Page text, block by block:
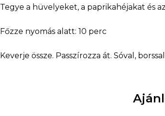
Tegye a hüvelyeket, a paprikahéjakat és
Főzze nyomás alatt: 10 perc
Keverje össze. Passzírozza át. Sóval,